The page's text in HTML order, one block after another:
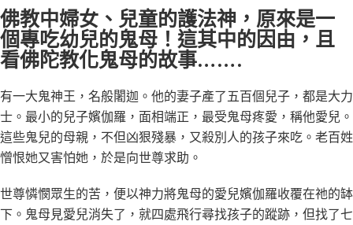
e
n
t
佛教中婦女、兒童的護法神，原來是一
個專吃幼兒的鬼母！這其中的因由，且
看佛陀教化鬼母的故事…….
有一大鬼神王，名般闍迦。他的妻子產了五百個兒子，都是大力
士。最小的兒子嬪伽羅，面相端正，最受鬼母疼愛，稱他愛兒。
這些鬼兒的母親，不但凶狠殘暴，又殺別人的孩子來吃。老百姓
憎恨她又害怕她，於是向世尊求助。
世尊憐憫眾生的苦，便以神力將鬼母的愛兒嬪伽羅收覆在祂的缽
下。鬼母見愛兒消失了，就四處飛行尋找孩子的蹤跡，但找了七